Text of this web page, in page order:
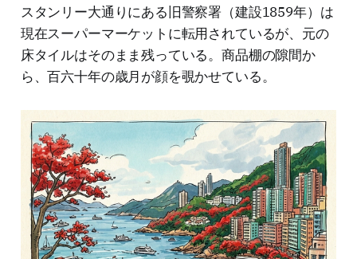
スタンリー大通りにある旧警察署（建設1859年）は
現在スーパーマーケットに転用されているが、元の
床タイルはそのまま残っている。商品棚の隙間か
ら、百六十年の歳月が顔を覗かせている。